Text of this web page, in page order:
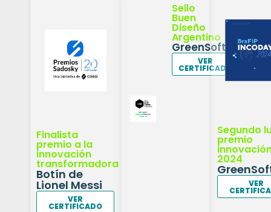
Finalista
premio a la
innovación
transformadora
Botín de
Lionel Messi
VER
CERTIFICADO
Sello
Buen
Diseño
Argentino
GreenSoftTracker
VER
CERTIFICADO
Segundo
premio
2024
VER